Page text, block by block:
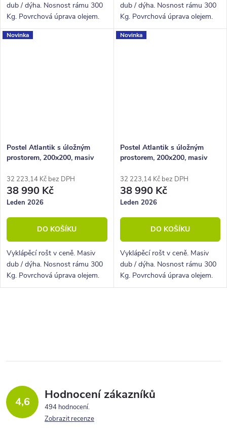
dub / dýha. Nosnost rámu 300
Kg. Povrchová úprava olejem.
dub / dýha. Nosnost rámu 300
Kg. Povrchová úprava olejem.
Novinka
Postel Atlantik s úložným
prostorem, 200x200, masiv
ekokůže
32 223,14 Kč bez DPH
38 990 Kč
Leden 2026
DO KOŠÍKU
Vyklápěcí rošt v ceně. Masiv
dub / dýha. Nosnost rámu 300
Kg. Povrchová úprava olejem.
Novinka
Postel Atlantik s úložným
prostorem, 200x200, masiv
32 223,14 Kč bez DPH
38 990 Kč
Leden 2026
DO KOŠÍKU
Vyklápěcí rošt v ceně. Masiv
dub / dýha. Nosnost rámu 300
Kg. Povrchová úprava olejem.
á
a
c 4,6 Hodnocení zákazníků
494 hodnocení
Zobrazit recenze